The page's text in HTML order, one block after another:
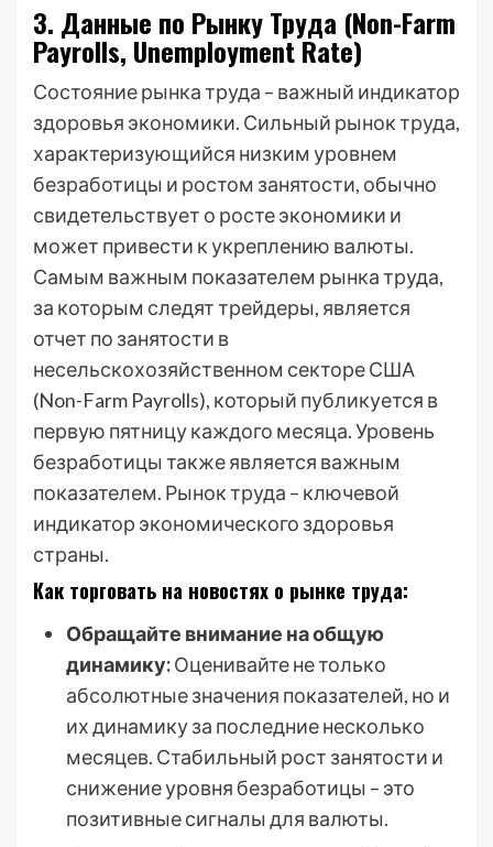
3. Данные по Рынку Труда (Non-Farm
Payrolls, Unemployment Rate)
Состояние рынка труда – важный индикатор
здоровья экономики. Сильный рынок труда,
характеризующийся низким уровнем
безработицы и ростом занятости, обычно
свидетельствует о росте экономики и
может привести к укреплению валюты.
Самым важным показателем рынка труда,
за которым следят трейдеры, является
отчет по занятости в
несельскохозяйственном секторе США
(Non-Farm Payrolls), который публикуется в
первую пятницу каждого месяца. Уровень
безработицы также является важным
показателем. Рынок труда – ключевой
индикатор экономического здоровья
страны.
Как торговать на новостях о рынке труда:
Обращайте внимание на общую
динамику:Оценивайте не только
абсолютные значения показателей, но и
их динамику за последние несколько
месяцев. Стабильный рост занятости и
снижение уровня безработицы – это
позитивные сигналы для валюты.